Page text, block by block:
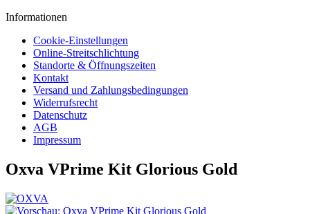
Informationen
Cookie-Einstellungen
Online-Streitschlichtung
Standorte & Öffnungszeiten
Kontakt
Versand und Zahlungsbedingungen
Widerrufsrecht
Datenschutz
AGB
Impressum
Oxva VPrime Kit Glorious Gold